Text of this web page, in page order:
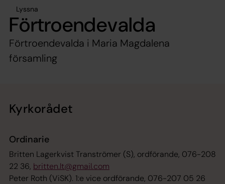
Lyssna
Förtroendevalda
Förtroendevalda i Maria Magdalena
församling
Kyrkorådet
Ordinarie
Britten Lagerkvist Tranströmer (S), ordförande, 076-208
22 36, britten.lt@gmail.com
Peter Roth (ViSK). 1:e vice ordförande, 076-207 05 26